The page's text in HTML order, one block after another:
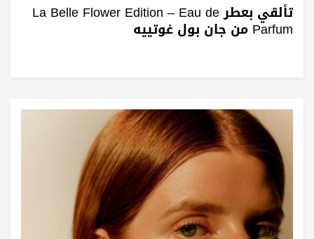
تألقي بعطر La Belle Flower Edition – Eau de
Parfum من جان بول غوتييه